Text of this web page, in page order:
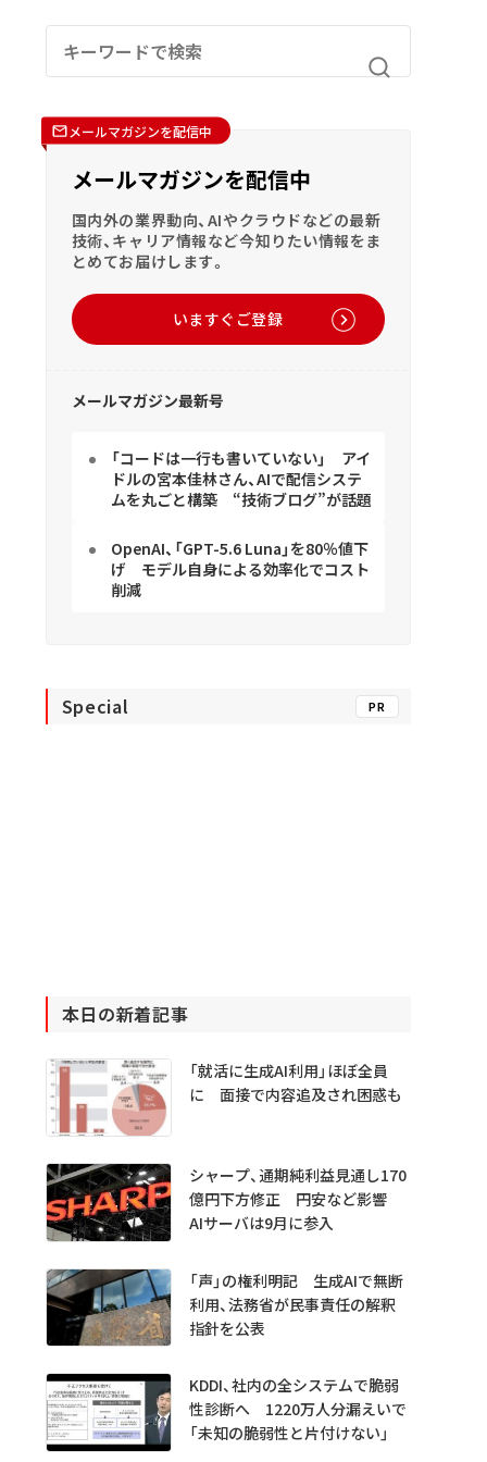
メールマガジンを配信中
メールマガジンを配信中
国内外の業界動向、AIやクラウドなどの最新
技術、キャリア情報など今知りたい情報をま
とめてお届けします。
いますぐご登録
メールマガジン最新号
「コードは一行も書いていない」 アイ
ドルの宮本佳林さん、AIで配信システ
ムを丸ごと構築 “技術ブログ”が話題
OpenAI、「GPT-5.6 Luna」を80％値下
げ モデル自身による効率化でコスト
削減
Special PR
本日の新着記事
「就活に生成AI利用」ほぼ全員
に 面接で内容追及され困惑も
シャープ、通期純利益見通し170
億円下方修正 円安など影響
AIサーバは9月に参入
「声」の権利明記 生成AIで無断
利用、法務省が民事責任の解釈
指針を公表
KDDI、社内の全システムで脆弱
性診断へ 1220万人分漏えいで
「未知の脆弱性と片付けない」